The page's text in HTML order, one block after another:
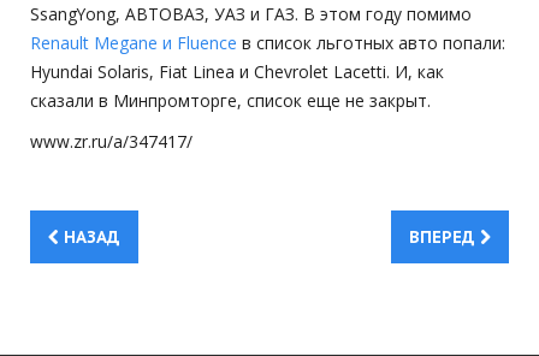
SsangYong, АВТОВАЗ, УАЗ и ГАЗ. В этом году помимо
Renault Megane и Fluence в список льготных авто попали:
Hyundai Solaris, Fiat Linea и Chevrolet Lacetti. И, как
сказали в Минпромторге, список еще не закрыт.
www.zr.ru/a/347417/
НАЗАД ВПЕРЕД